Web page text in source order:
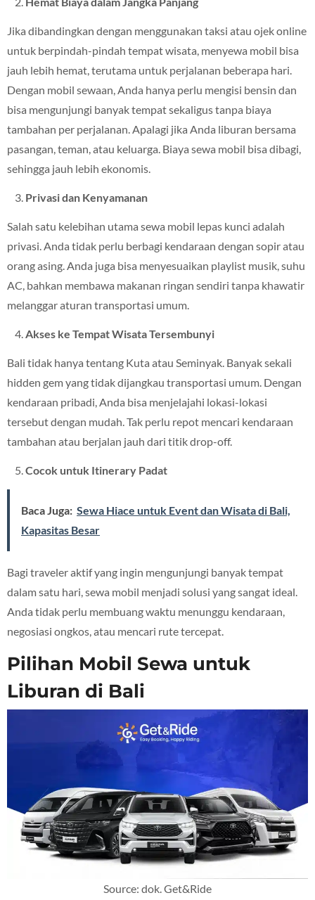
Jika dibandingkan dengan menggunakan taksi atau ojek online
untuk berpindah-pindah tempat wisata, menyewa mobil bisa
jauh lebih hemat, terutama untuk perjalanan beberapa hari.
Dengan mobil sewaan, Anda hanya perlu mengisi bensin dan
bisa mengunjungi banyak tempat sekaligus tanpa biaya
tambahan per perjalanan. Apalagi jika Anda liburan bersama
pasangan, teman, atau keluarga. Biaya sewa mobil bisa dibagi,
sehingga jauh lebih ekonomis.
Privasi dan Kenyamanan
Salah satu kelebihan utama sewa mobil lepas kunci adalah
privasi. Anda tidak perlu berbagi kendaraan dengan sopir atau
orang asing. Anda juga bisa menyesuaikan playlist musik, suhu
AC, bahkan membawa makanan ringan sendiri tanpa khawatir
melanggar aturan transportasi umum.
Akses ke Tempat Wisata Tersembunyi
Bali tidak hanya tentang Kuta atau Seminyak. Banyak sekali
hidden gem yang tidak dijangkau transportasi umum. Dengan
kendaraan pribadi, Anda bisa menjelajahi lokasi-lokasi
tersebut dengan mudah. Tak perlu repot mencari kendaraan
tambahan atau berjalan jauh dari titik drop-off.
Cocok untuk Itinerary Padat
Baca Juga: Sewa Hiace untuk Event dan Wisata di Bali,
Kapasitas Besar
Bagi traveler aktif yang ingin mengunjungi banyak tempat
dalam satu hari, sewa mobil menjadi solusi yang sangat ideal.
Anda tidak perlu membuang waktu menunggu kendaraan,
negosiasi ongkos, atau mencari rute tercepat.
Pilihan Mobil Sewa untuk
Liburan di Bali
Source: dok. Get&Ride